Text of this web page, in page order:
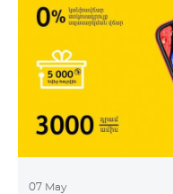
07 May